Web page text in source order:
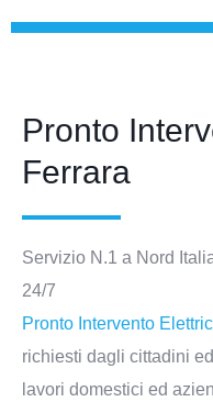
Pronto
Ferrara
Servizio N.1 a Nord
24/7
Pronto Intervento
richiesti dagli cittadini
lavori domestici ed